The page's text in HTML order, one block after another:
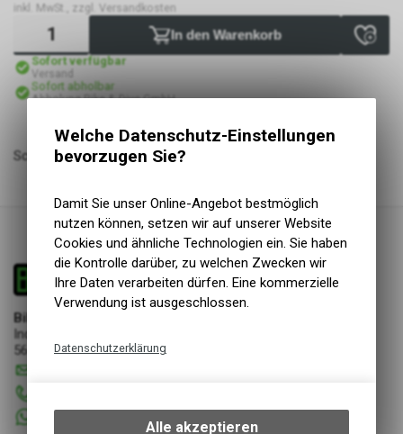
inkl. MwSt., zzgl. Versandkosten
In den Warenkorb
Sofort verfügbar
Versand
Sofort abholbar
Abholung Bike & Dive GmbH
Schlauch, STANDARD, 700x20-25 Presta 48mm, CV656621
Bike & Dive GmbH
Industriestrasse 17
5644 Auw
+41 76 7507072
Welche Datenschutz-Einstellungen
bevorzugen Sie?
Damit Sie unser Online-Angebot bestmöglich
nutzen können, setzen wir auf unserer Website
Cookies und ähnliche Technologien ein. Sie haben
die Kontrolle darüber, zu welchen Zwecken wir
Ihre Daten verarbeiten dürfen. Eine kommerzielle
Verwendung ist ausgeschlossen.
Datenschutzerklärung
bestimmte Interaktionen und
Alle akzeptieren